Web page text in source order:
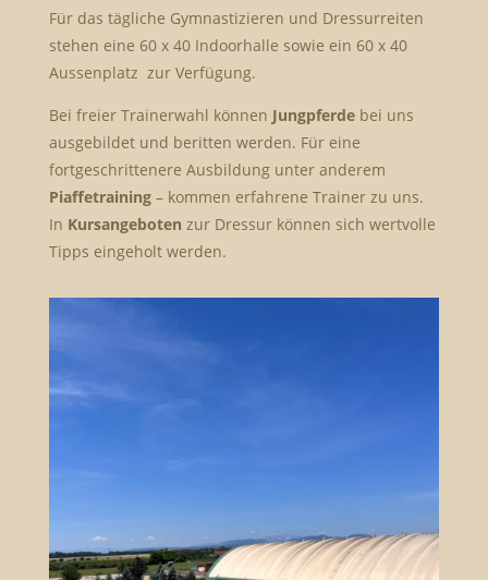
Für das tägliche Gymnastizieren und Dressurreiten
stehen eine 60 x 40 Indoorhalle sowie ein 60 x 40
Aussenplatz zur Verfügung.
Bei freier Trainerwahl können Jungpferdebei uns
ausgebildet und beritten werden. Für eine
fortgeschrittenere Ausbildung unter anderem
Piaffetraining– kommen erfahrene Trainer zu uns.
In Kursangeboten zur Dressur können sich wertvolle
Tipps eingeholt werden.